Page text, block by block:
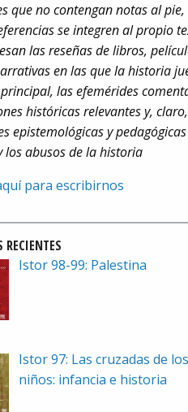
que no contengan notas al
se integren al propio
las reseñas de libros,
en las que la historia
las efemérides
históricas relevantes y, claro,
epistemológicas y
los abusos de la historia
para escribirnos
RECIENTES
Istor 98-99: Palestina
Istor 97: Las cruzadas de los
niños: infancia e historia